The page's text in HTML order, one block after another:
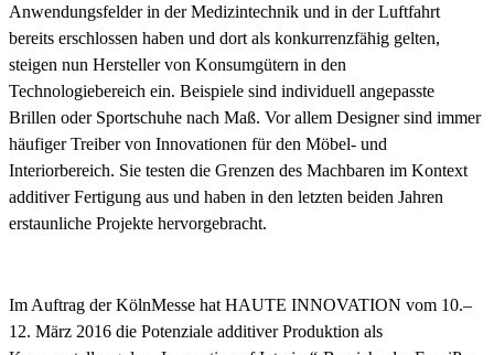
Anwendungsfelder in der Medizintechnik und in der Luftfahrt
bereits erschlossen haben und dort als konkurrenzfähig gelten,
steigen nun Hersteller von Konsumgütern in den
Technologiebereich ein. Beispiele sind individuell angepasste
Brillen oder Sportschuhe nach Maß. Vor allem Designer sind immer
häufiger Treiber von Innovationen für den Möbel- und
Interiorbereich. Sie testen die Grenzen des Machbaren im Kontext
additiver Fertigung aus und haben in den letzten beiden Jahren
erstaunliche Projekte hervorgebracht.
Im Auftrag der KölnMesse hat HAUTE INNOVATION vom 10.–
12. März 2016 die Potenziale additiver Produktion als